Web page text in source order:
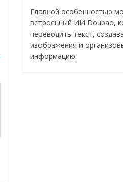
Главной особенностью
встроенный ИИ Doubao,
переводить текст,
изображения и
информацию.